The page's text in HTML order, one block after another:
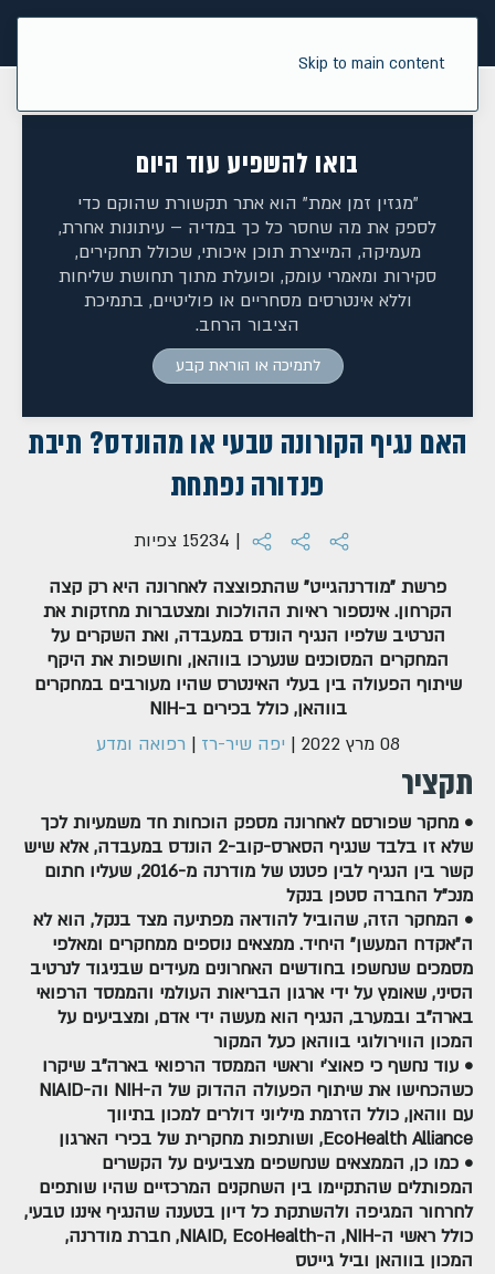
Skip to main content
בואו להשפיע עוד היום
"מגזין זמן אמת" הוא אתר תקשורת שהוקם כדי
לספק את מה שחסר כל כך במדיה – עיתונות אחרת,
מעמיקה, המייצרת תוכן איכותי, שכולל תחקירים,
סקירות ומאמרי עומק, ופועלת מתוך תחושת שליחות
וללא אינטרסים מסחריים או פוליטיים, בתמיכת
הציבור הרחב.
לתמיכה או הוראת קבע
האם נגיף הקורונה טבעי או מהונדס? תיבת
פנדורה נפתחת
| 15234 צפיות
פרשת "מודרנהגייט" שהתפוצצה לאחרונה היא רק קצה
הקרחון. אינספור ראיות ההולכות ומצטברות מחזקות את
הנרטיב שלפיו הנגיף הונדס במעבדה, ואת השקרים על
המחקרים המסוכנים שנערכו בווהאן, וחושפות את היקף
שיתוף הפעולה בין בעלי האינטרס שהיו מעורבים במחקרים
בווהאן, כולל בכירים ב-NIH
08 מרץ 2022
| יפה שיר-רז | רפואה ומדע
תקציר
• מחקר שפורסם לאחרונה מספק הוכחות חד משמעיות לכך
שלא זו בלבד שנגיף הסארס-קוב-2 הונדס במעבדה, אלא שיש
קשר בין הנגיף לבין פטנט של מודרנה מ-2016, שעליו חתום
מנכ"ל החברה סטפן בנקל
• המחקר הזה, שהוביל להודאה מפתיעה מצד בנקל, הוא לא
ה"אקדח המעשן" היחיד. ממצאים נוספים ממחקרים ומאלפי
מסמכים שנחשפו בחודשים האחרונים מעידים שבניגוד לנרטיב
הסיני, שאומץ על ידי ארגון הבריאות העולמי והממסד הרפואי
בארה"ב ובמערב, הנגיף הוא מעשה ידי אדם, ומצביעים על
המכון הווירולוגי בווהאן כעל המקור
• עוד נחשף כי פאוצ'י וראשי הממסד הרפואי בארה"ב שיקרו
כשהכחישו את שיתוף הפעולה ההדוק של ה-NIH וה-NIAID
עם ווהאן, כולל הזרמת מיליוני דולרים למכון בתיווך
EcoHealth Alliance, ושותפות מחקרית של בכירי הארגון
• כמו כן, הממצאים שנחשפים מצביעים על הקשרים
המפותלים שהתקיימו בין השחקנים המרכזיים שהיו שותפים
לחרחור המגיפה ולהשתקת כל דיון בטענה שהנגיף איננו טבעי,
כולל ראשי ה-NIH, ה-NIAID, EcoHealth, חברת מודרנה,
המכון בווהאן וביל גייטס